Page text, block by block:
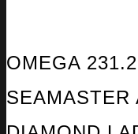
OMEGA
SEAMASTER